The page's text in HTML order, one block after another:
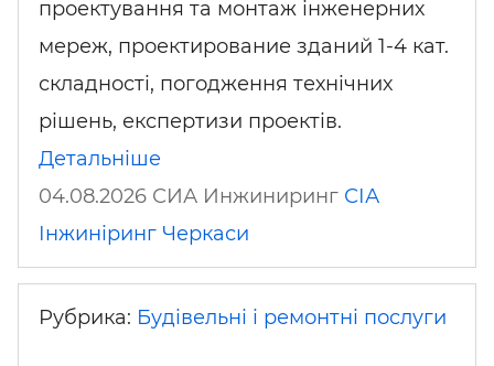
проектування та монтаж інженерних
мереж, проектирование зданий 1-4 кат.
складності, погодження технічних
рішень, експертизи проектів.
Детальніше
04.08.2026 СИА Инжиниринг СІА
Інжиніринг Черкаси
Рубрика: Будівельні і ремонтні послуги